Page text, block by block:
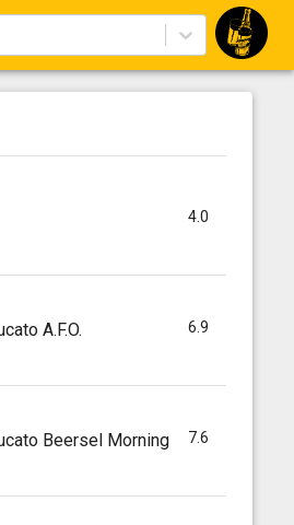
4.0
A.F.O. 6.9
Beersel Morning 7.6